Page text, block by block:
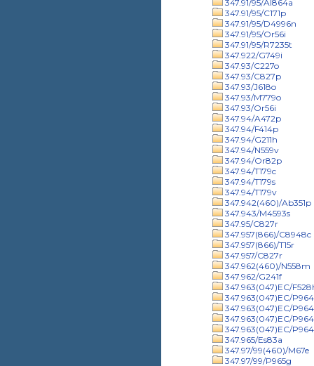
347.91/95/Al864a
347.91/95/C171p
347.91/95/D4996n
347.91/95/Or56i
347.91/95/R7235t
347.922/G749i
347.93/C227o
347.93/C827p
347.93/J618o
347.93/M779o
347.93/Or56i
347.94/A472p
347.94/F414p
347.94/G211h
347.94/N559v
347.94/Or82p
347.94/T179c
347.94/T179s
347.94/T179v
347.942(460)/Ab351p
347.943/M4593s
347.95/C827r
347.957(866)/C8948c
347.957(866)/T15r
347.957/C827r
347.962(460)/N558m
347.962/G241f
347.963(047)EC/
347.963(047)EC/
347.963(047)EC/
347.963(047)EC/
347.963(047)EC/
347.965/Es83a
347.97/99(460)/M67e
347.97/99/P965g